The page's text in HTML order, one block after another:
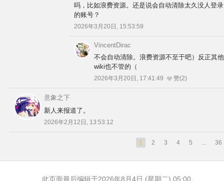
吗，比如浪费资源。还是说会自动清除太久没人登录
的账号？
2026年3月20日, 15:53:59
VincentDirac
不会自动清除。浪费资源不至于吧）反正其他
wiki也不管的（
2026年3月20日, 17:41:49 赞(2)
意象之下
新人来报道了。
2026年2月12日, 13:53:12
1 2 3 4 5 ... 36
此页面最后编辑于2026年8月4日 (星期二) 05:00。